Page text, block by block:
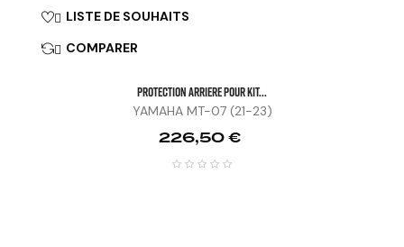
 LISTE DE SOUHAITS
 COMPARER
PROTECTION ARRIERE POUR KIT...
YAMAHA MT-07 (21-23)
Prix
226,50 €